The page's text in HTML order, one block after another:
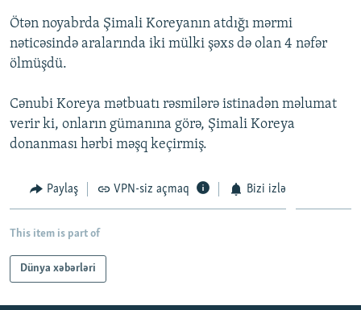
İZ - MƏDƏNIYYƏT PROQRAMI
MATERIALLARIMIZDAN ISTIFADƏ
AZADLIQRADIOSU MOBIL TELEFONUNUZDA
XƏBƏR BÜLLETENLƏRIMIZ
RFE/RL-in bütün saytları
Ötən noyabrda Şimali Koreyanın atdığı mərmi
nəticəsində aralarında iki mülki şəxs də olan 4 nəfər
ölmüşdü.
Cənubi Koreya mətbuatı rəsmilərə istinadən məlumat
verir ki, onların gümanına görə, Şimali Koreya
donanması hərbi məşq keçirmiş.
Paylaş VPN-siz açmaq Bizi izlə
This item is part of
Dünya xəbərləri